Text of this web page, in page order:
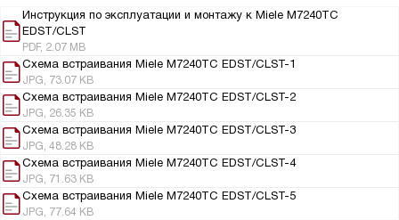
Инструкция по эксплуатации и монтажу к Miele M7240TC
EDST/CLST
PDF, 2.07 MB
Схема встраивания Miele M7240TC EDST/CLST-1
JPG, 73.07 KB
Схема встраивания Miele M7240TC EDST/CLST-2
JPG, 26.35 KB
Схема встраивания Miele M7240TC EDST/CLST-3
JPG, 48.28 KB
Схема встраивания Miele M7240TC EDST/CLST-4
JPG, 71.63 KB
Схема встраивания Miele M7240TC EDST/CLST-5
JPG, 77.64 KB